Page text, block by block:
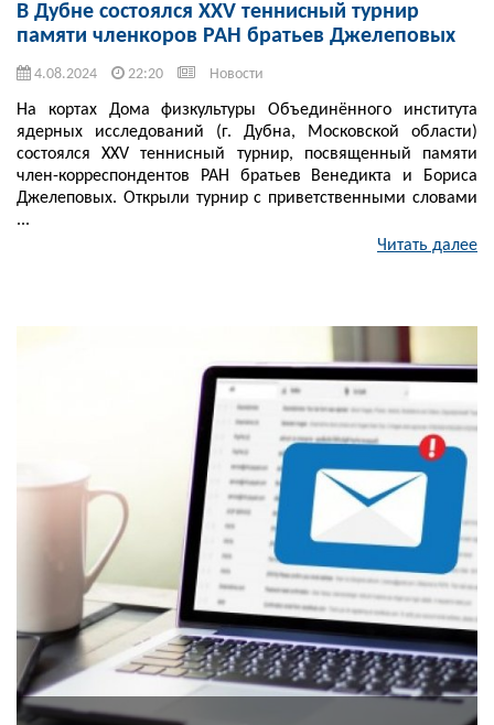
В Дубне состоялся XXV теннисный турнир
памяти членкоров РАН братьев Джелеповых
4.08.2024 22:20 Новости
На кортах Дома физкультуры Объединённого института
ядерных исследований (г. Дубна, Московской области)
состоялся XXV теннисный турнир, посвященный памяти
член-корреспондентов РАН братьев Венедикта и Бориса
Джелеповых. Открыли турнир с приветственными словами
...
Читать далее